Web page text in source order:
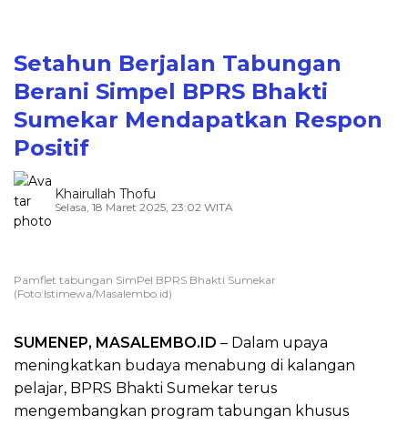
Setahun Berjalan Tabungan
Berani Simpel BPRS Bhakti
Sumekar Mendapatkan Respon
Positif
Khairullah Thofu
Selasa, 18 Maret 2025, 23:02 WITA
Pamflet tabungan SimPel BPRS Bhakti Sumekar
(Foto:Istimewa/Masalembo.id)
SUMENEP, MASALEMBO.ID – Dalam upaya
meningkatkan budaya menabung di kalangan
pelajar, BPRS Bhakti Sumekar terus
mengembangkan program tabungan khusus